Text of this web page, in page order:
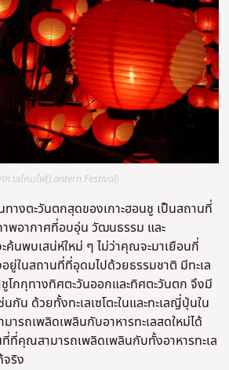
กาลโคมไฟ(Lantern Festival)
ทางตะวันตกสุดของเกาะฮอนชู เป็นสถานที่
อากาศที่อบอุ่น วัฒนธรรม และ
ค้นพบเสน่ห์ใหม่ ๆ ไม่ว่าคุณจะมาเยือนกี่
ยู่ในสถานที่ที่อุดมไปด้วยธรรมชาติ มีทะเล
ชูโกกุทางทิศตะวันออกและทิศตะวันตก จึงมี
กัน ด้วยทั้งทะเลเซโตะในและทะเลญี่ปุ่นใน
ารถเพลิดเพลินกับอาหารทะเลสดใหม่ได้
ที่ที่คุณสามารถเพลิดเพลินกับทั้งอาหารทะเล
จริง